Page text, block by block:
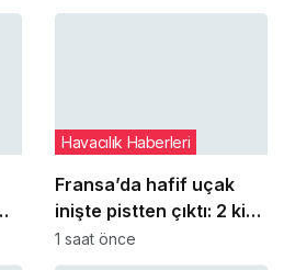
Fransa’da hafif uçak
inişte pistten çıktı: 2 kişi
yaralandı
Havacılık Haberleri
1 saat önce